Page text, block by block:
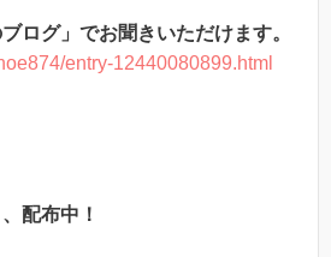
ログ」でお聞きいただけます。
entry-12440080899.html
配布中！